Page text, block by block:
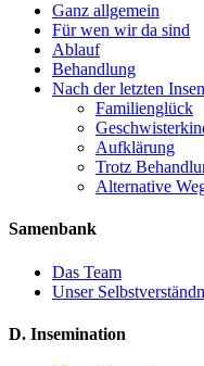
Ganz allgemein
Für wen wir da sind
Ablauf
Behandlung
Nach der letzten
Familienglück
Aufklärung
Trotz
Alternative
Samenbank
Das Team
Unser
D. Insemination